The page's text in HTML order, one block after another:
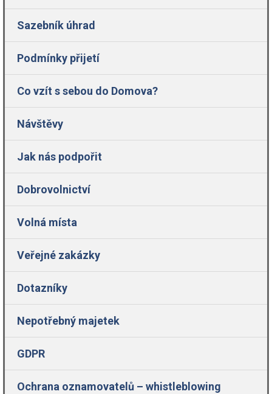
Sazebník úhrad
Podmínky přijetí
Co vzít s sebou do Domova?
Návštěvy
Jak nás podpořit
Dobrovolnictví
Volná místa
Veřejné zakázky
Dotazníky
Nepotřebný majetek
GDPR
Ochrana oznamovatelů – whistleblowing